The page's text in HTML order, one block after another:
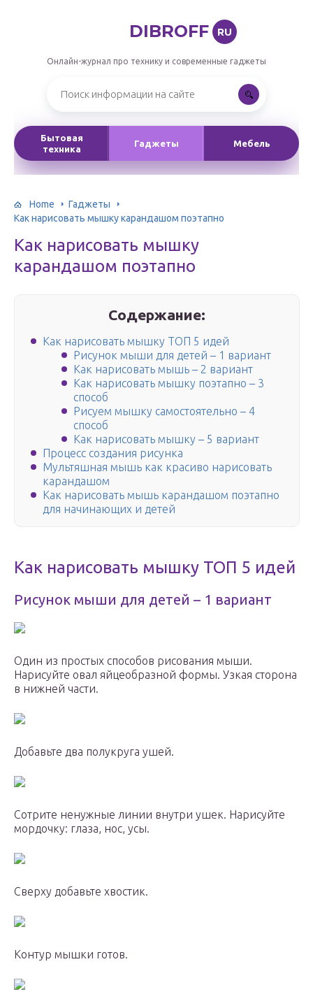
DIBROFF RU
Онлайн-журнал про технику и современные гаджеты
Бытовая
техника
Гаджеты Мебель
Home
Гаджеты
Как нарисовать мышку карандашом поэтапно
Как нарисовать мышку
карандашом поэтапно
Содержание:
Как нарисовать мышку ТОП 5 идей
Рисунок мыши для детей – 1 вариант
Как нарисовать мышь – 2 вариант
Как нарисовать мышку поэтапно – 3
способ
Рисуем мышку самостоятельно – 4
способ
Как нарисовать мышку – 5 вариант
Процесс создания рисунка
Мультяшная мышь как красиво нарисовать
карандашом
Как нарисовать мышь карандашом поэтапно
для начинающих и детей
Как нарисовать мышку ТОП 5 идей
Рисунок мыши для детей – 1 вариант
Один из простых способов рисования мыши.
Нарисуйте овал яйцеобразной формы. Узкая сторона
в нижней части.
Добавьте два полукруга ушей.
Сотрите ненужные линии внутри ушек. Нарисуйте
мордочку: глаза, нос, усы.
Сверху добавьте хвостик.
Контур мышки готов.